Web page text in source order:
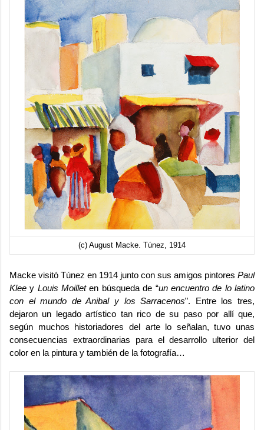
(c) August Macke. Túnez, 1914
Macke visitó Túnez en 1914 junto con sus amigos pintores Paul
Klee y Louis Moilleten búsqueda de “un encuentro de lo latino
con el mundo de Anibal y los Sarracenos”. Entre los tres,
dejaron un legado artístico tan rico de su paso por allí que,
según muchos historiadores del arte lo señalan, tuvo unas
consecuencias extraordinarias para el desarrollo ulterior del
color en la pintura y también de la fotografía…